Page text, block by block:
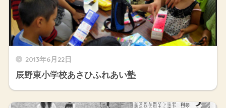
2013年6月22日
辰野東小学校あさひふれあい塾